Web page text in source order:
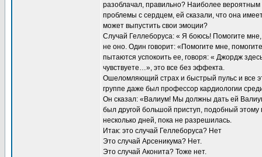
разоблачал, правильно? Наиболее вероятным
проблемы с сердцем, ей сказали, что она
может выпустить свои эмоции?
Случай Геллеборуса: « Я боюсь! Помогите
не оно. Один говорит: «Помогите мне,
пытаются успокоить ее, говоря: « Джордж
чувствуете…», это все без эффекта.
Ошеломляющий страх и быстрый пульс и все
группе даже был профессор кардиологии
Он сказал: «Валиум! Мы должны дать ей
был другой большой приступ, подобный
несколько дней, пока не разрешилась.
Итак: это случай Геллеборуса? Нет
Это случай Арсеникума? Нет.
Это случай Аконита? Тоже нет.